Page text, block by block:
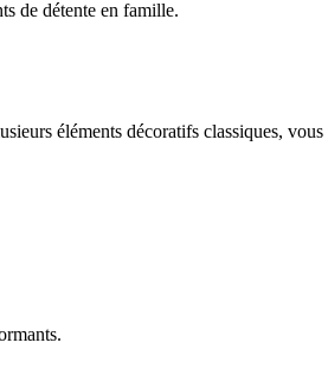
de détente en famille.
éléments décoratifs classiques,